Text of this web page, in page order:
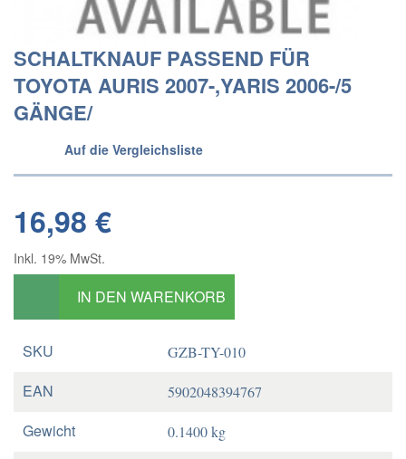
SCHALTKNAUF PASSEND FÜR
TOYOTA AURIS 2007-,YARIS 2006-/5
GÄNGE/
Auf die Vergleichsliste
16,98 €
Inkl. 19% MwSt.
IN DEN WARENKORB
SKU GZB-TY-010
EAN 5902048394767
Gewicht 0.1400 kg